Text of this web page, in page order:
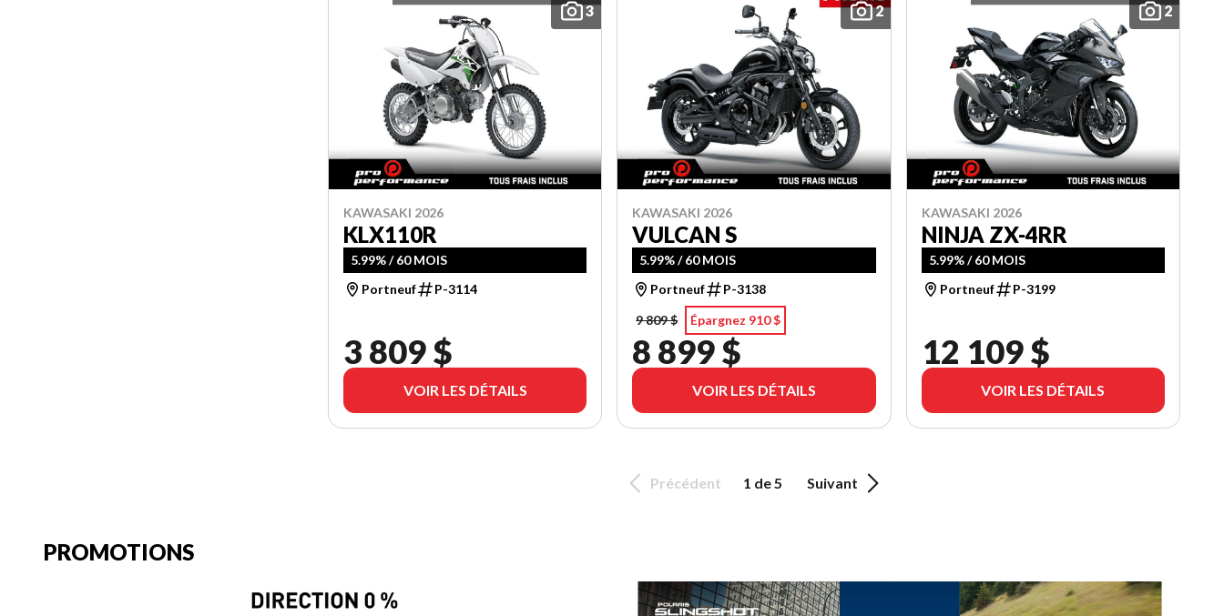
3
KAWASAKI 2026
KLX110R
5.99% / 60 MOIS
Portneuf
P-3114
3 809 $
VOIR LES DÉTAILS
2
KAWASAKI 2026
VULCAN S
5.99% / 60 MOIS
Portneuf
P-3138
9 809 $
Épargnez 910 $
8 899 $
VOIR LES DÉTAILS
2
KAWASAKI 2026
NINJA ZX-4RR
5.99% / 60 MOIS
Portneuf
P-3199
12 109 $
VOIR LES DÉTAILS
Précédent 1 de 5 Suivant
PROMOTIONS